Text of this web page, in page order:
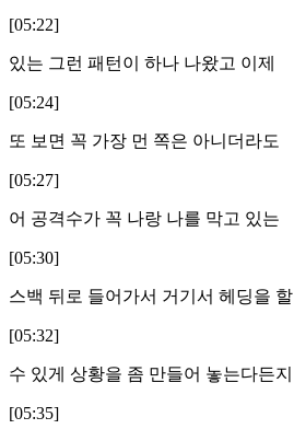
[05:22]
있는 그런 패턴이 하나 나왔고 이제
[05:24]
또 보면 꼭 가장 먼 쪽은 아니더라도
[05:27]
어 공격수가 꼭 나랑 나를 막고 있는
[05:30]
스백 뒤로 들어가서 거기서 헤딩을 할
[05:32]
수 있게 상황을 좀 만들어 놓는다든지
[05:35]